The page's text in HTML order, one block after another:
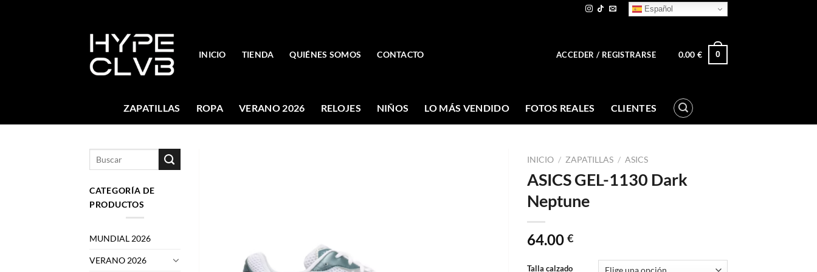
Español
INICIO TIENDA QUIÉNES SOMOS CONTACTO ACCEDER / REGISTRARSE 0.00€ 0
ZAPATILLAS ROPA VERANO 2026 RELOJES NIÑOS LO MÁS VENDIDO FOTOS REALES CLIENTES
CATEGORÍA DE
PRODUCTOS
MUNDIAL 2026
VERANO 2026
INICIO / ZAPATILLAS / ASICS
ASICS GEL-1130 Dark
Neptune
64.00 €
Talla calzado